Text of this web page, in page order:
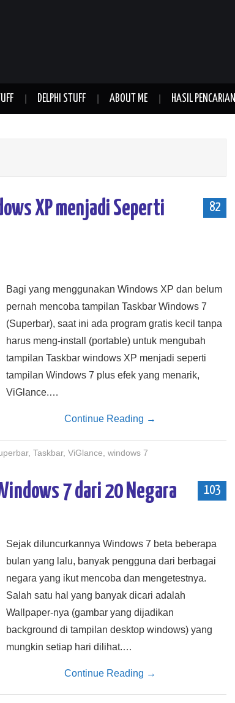
DELPHI STUFF ABOUT ME HASIL PENCARIAN
82
XP menjadi Seperti
Bagi yang menggunakan Windows XP dan belum
pernah mencoba tampilan Taskbar Windows 7
(Superbar), saat ini ada program gratis kecil tanpa
harus meng-install (portable) untuk mengubah
tampilan Taskbar windows XP menjadi seperti
tampilan Windows 7 plus efek yang menarik,
ViGlance.…
Continue Reading →
, Taskbar, ViGlance windows 7
103
7 dari 20 Negara
Sejak diluncurkannya Windows 7 beta beberapa
bulan yang lalu, banyak pengguna dari berbagai
negara yang ikut mencoba dan mengetestnya.
Salah satu hal yang banyak dicari adalah
Wallpaper-nya (gambar yang dijadikan
background di tampilan desktop windows) yang
mungkin setiap hari dilihat.…
Continue Reading →